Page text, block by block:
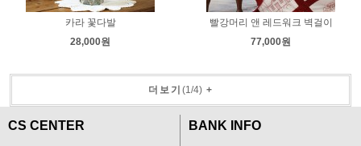
카라 꽃다발
28,000원
빨강머리 앤 레드워크 벽걸이
77,000원
더보기 (1/4)+
CS CENTER
BANK INFO